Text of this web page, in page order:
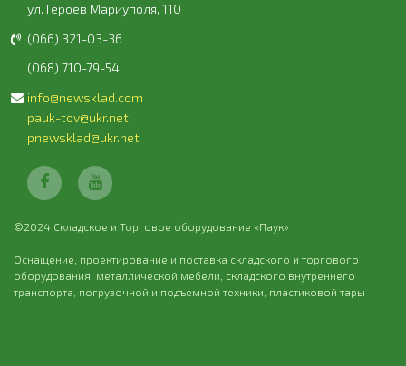
ул. Героев Мариуполя, 110
(066) 321-03-36
(068) 710-79-54
info@newsklad.com
pauk-tov@ukr.net
pnewsklad@ukr.net
©2024 Складское и Торговое оборудование «Паук»
Оснащение, проектирование и поставка складского и торгового
оборудования, металлической мебели, складского внутреннего
транспорта, погрузочной и подъемной техники, пластиковой тары